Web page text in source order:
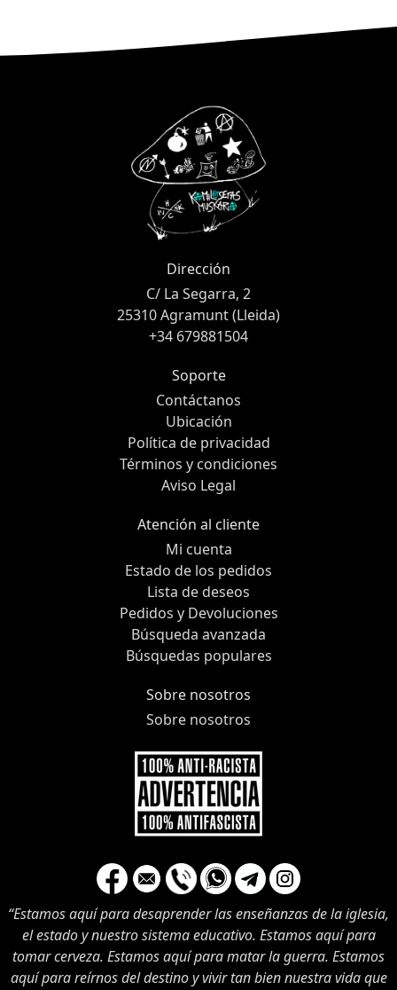
Dirección
C/ La Segarra, 2
25310 Agramunt (Lleida)
+34 679881504
Soporte
Contáctanos
Ubicación
Política de privacidad
Términos y condiciones
Aviso Legal
Atención al cliente
Mi cuenta
Estado de los pedidos
Lista de deseos
Pedidos y Devoluciones
Búsqueda avanzada
Búsquedas populares
Sobre nosotros
Sobre nosotros
“Estamos aquí para desaprender las enseñanzas de la iglesia,
el estado y nuestro sistema educativo. Estamos aquí para
tomar cerveza. Estamos aquí para matar la guerra. Estamos
aquí para reírnos del destino y vivir tan bien nuestra vida que